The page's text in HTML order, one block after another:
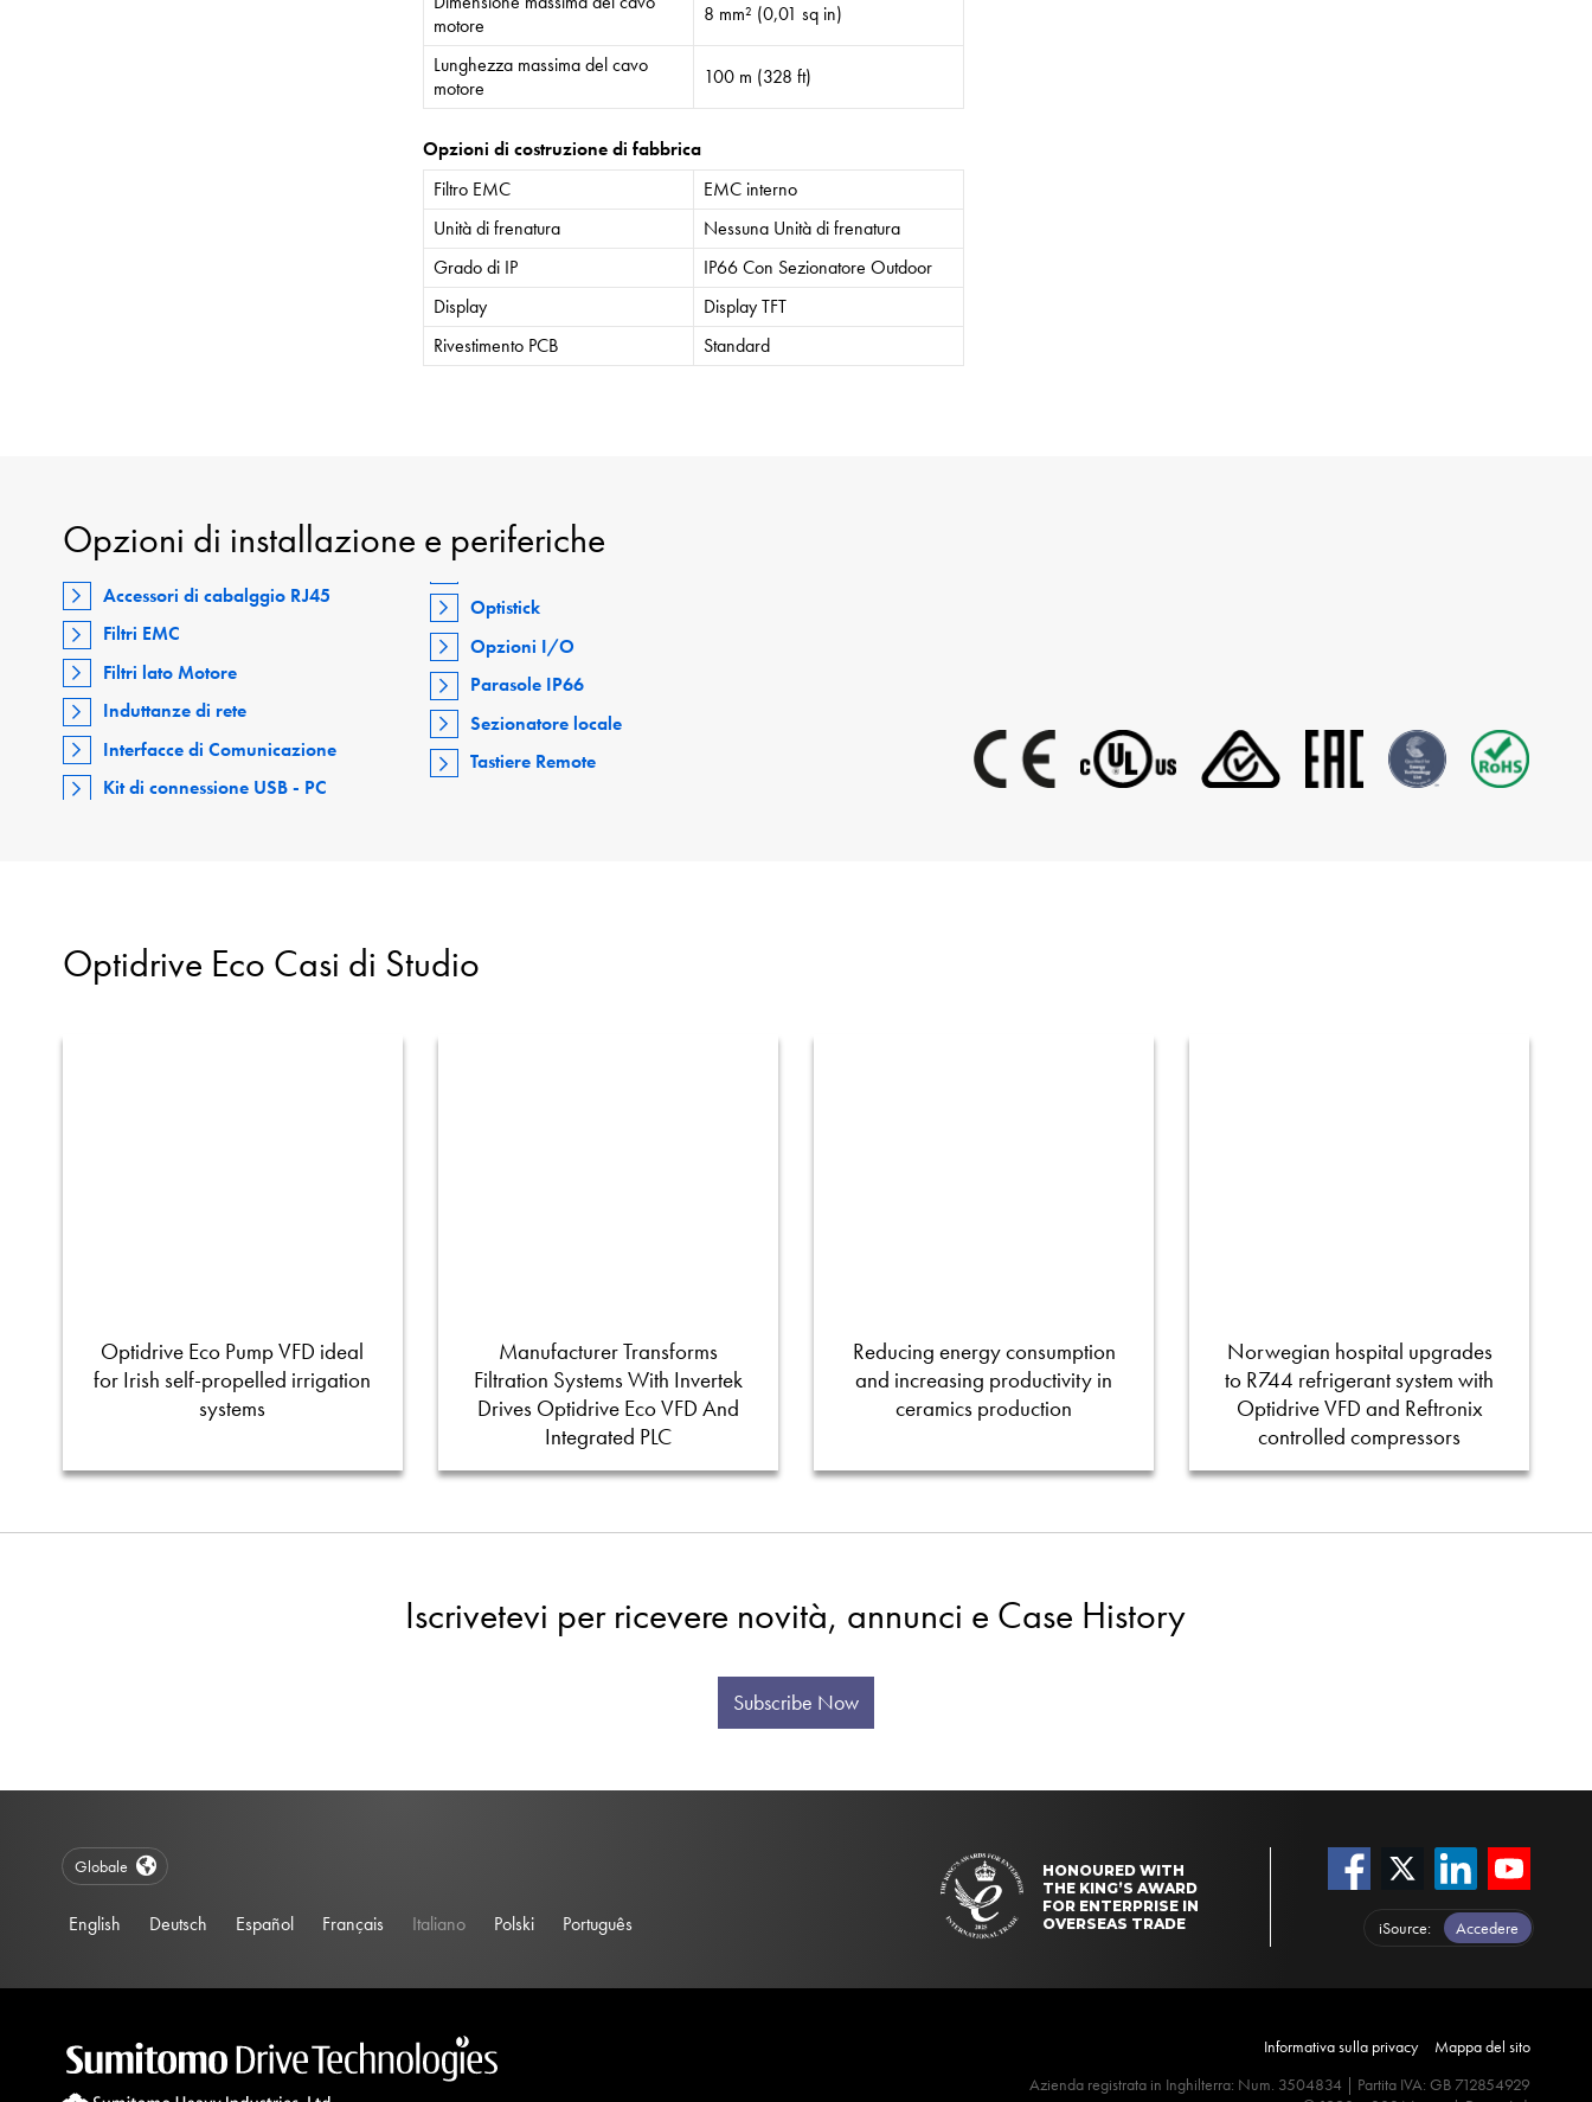
motore
8 mm² (0,01 sq in)
Lunghezza massima del cavo
motore
100 m (328 ft)
Opzioni di costruzione di fabbrica
Filtro EMC
EMC interno
Unità di frenatura
Nessuna Unità di frenatura
Grado di IP
IP66 Con Sezionatore Outdoor
Display
Display TFT
Rivestimento PCB
Standard
Opzioni di installazione e periferiche
Accessori di cabalggio RJ45
Filtri EMC
Filtri lato Motore
Induttanze di rete
Interfacce di Comunicazione
Kit di connessione USB - PC
Optistick
Opzioni I/O
Parasole IP66
Sezionatore locale
Tastiere Remote
Optidrive Eco Casi di Studio
Optidrive Eco Pump VFD ideal
for Irish self-propelled irrigation
systems
Manufacturer Transforms
Filtration Systems With Invertek
Drives Optidrive Eco VFD And
Integrated PLC
Reducing energy consumption
and increasing productivity in
ceramics production
Norwegian hospital upgrades
to R744 refrigerant system with
Optidrive VFD and Reftronix
controlled compressors
Iscrivetevi per ricevere novità, annunci e Case History
Subscribe Now
HONOURED WITH
THE KING’S AWARD
FOR ENTERPRISE IN
OVERSEAS TRADE
iSource Accedere
Globale
English Deutsch Español Français Italiano Polski Português
Informativa sulla privacy
Mappa del sito
Azienda registrata in Inghilterra: Num. 3504834 | Partita IVA: GB 712854929